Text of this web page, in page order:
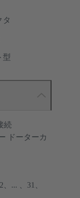
タ
型
続
ドーターカ
... 、31、